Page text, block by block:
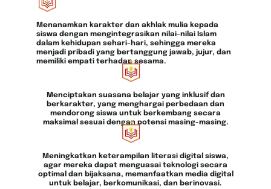
Menanamkan karakter dan akhlak mulia kepada
siswa dengan mengintegrasikan nilai-nilai Islam
dalam kehidupan sehari-hari, sehingga mereka
menjadi pribadi yang bertanggung jawab, jujur, dan
memiliki empati terhadap sesama.
Menciptakan suasana belajar yang inklusif dan
berkarakter, yang menghargai perbedaan dan
mendorong siswa untuk berkembang secara
maksimal sesuai dengan potensi masing-masing.
Meningkatkan keterampilan literasi digital siswa,
agar mereka dapat menguasai teknologi secara
optimal dan bijaksana, memanfaatkan media digital
untuk belajar, berkomunikasi, dan berinovasi.